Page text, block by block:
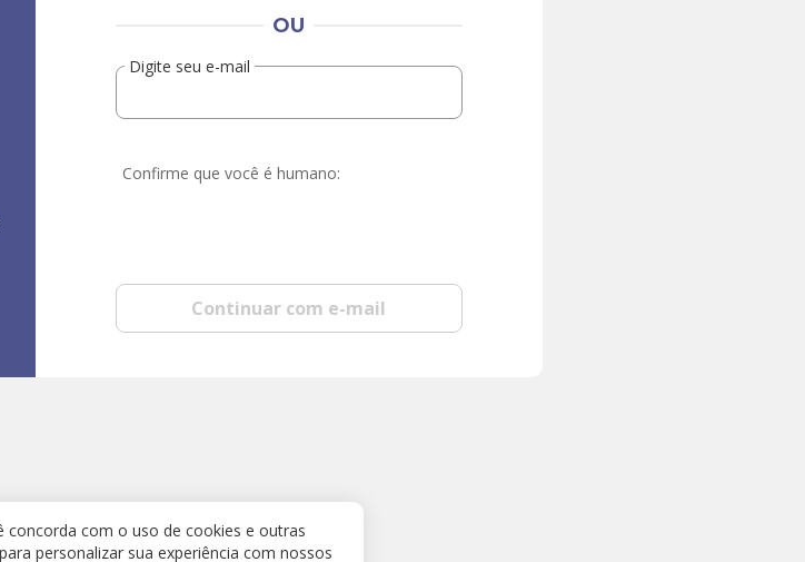
OU
Digite seu e-mail
Confirme que você é humano:
Continuar com e-mail